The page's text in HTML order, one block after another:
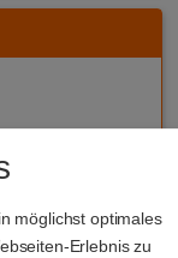
möglichst optimales
Erlebnis zu